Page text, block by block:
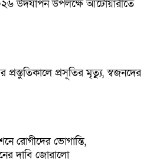
উদযাপন উপলক্ষে আটোয়ারীতে
প্রস্তুতিকালে প্রসূতির মৃত্যু, স্বজনদের
রোগীদের ভোগান্তি,
দাবি জোরালো